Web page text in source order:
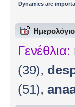
Dynamics are
Γενέθλια:
(39),
(51),